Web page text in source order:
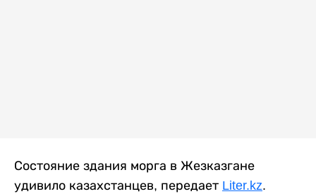
Состояние здания морга в Жезказгане
удивило казахстанцев, передает Liter.kz.